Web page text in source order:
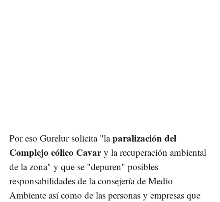
Por eso Gurelur solicita "laparalización del
Complejo eólico Cavary la recuperación ambiental
de la zona" y que se "depuren" posibles
responsabilidades de la consejería de Medio
Ambiente así como de las personas y empresas que